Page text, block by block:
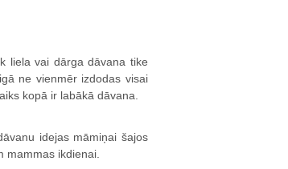
liela vai dārga dāvana tike
ne vienmēr izdodas visai
kopā ir labākā dāvana.
idejas māmiņai šajos
mammas ikdienai.